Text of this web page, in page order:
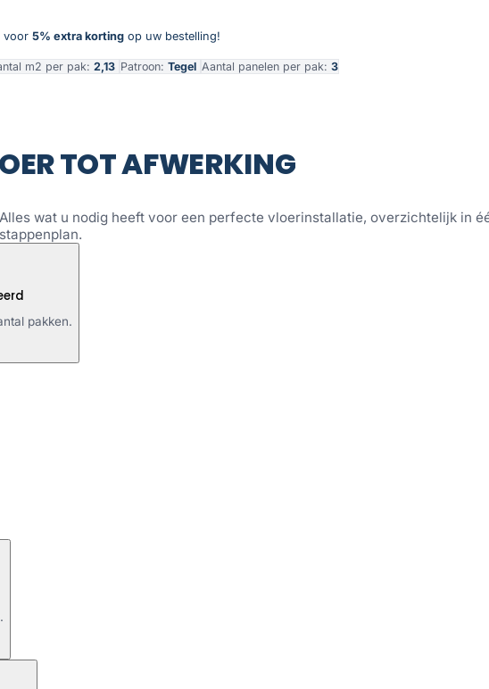
voor 5% extra korting op uw bestelling!
m2 per pak: 2,13 Patroon: Tegel Aantal panelen per pak: 3
TOT AFWERKING
Alles wat u nodig heeft voor een perfecte vloerinstallatie, overzichtelijk in
stappenplan.
pakken.